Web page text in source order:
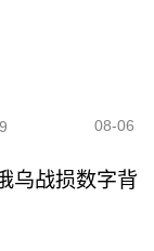
08-06
乌战损数字背